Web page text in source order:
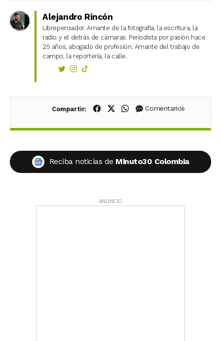
Alejandro Rincón
Librepensador. Amante de la fotografía, la escritura, la
radio y el detrás de cámaras. Periodista por pasión hace
25 años, abogado de profesión. Amante del trabajo de
campo, la reportería, la calle.
Compartir: Compartir en Facebook
Compartir en X (Twitter)
Compartir en WhatsApp
Comentarios
Reciba noticias de Minuto30 Colombia
ANUNCIO